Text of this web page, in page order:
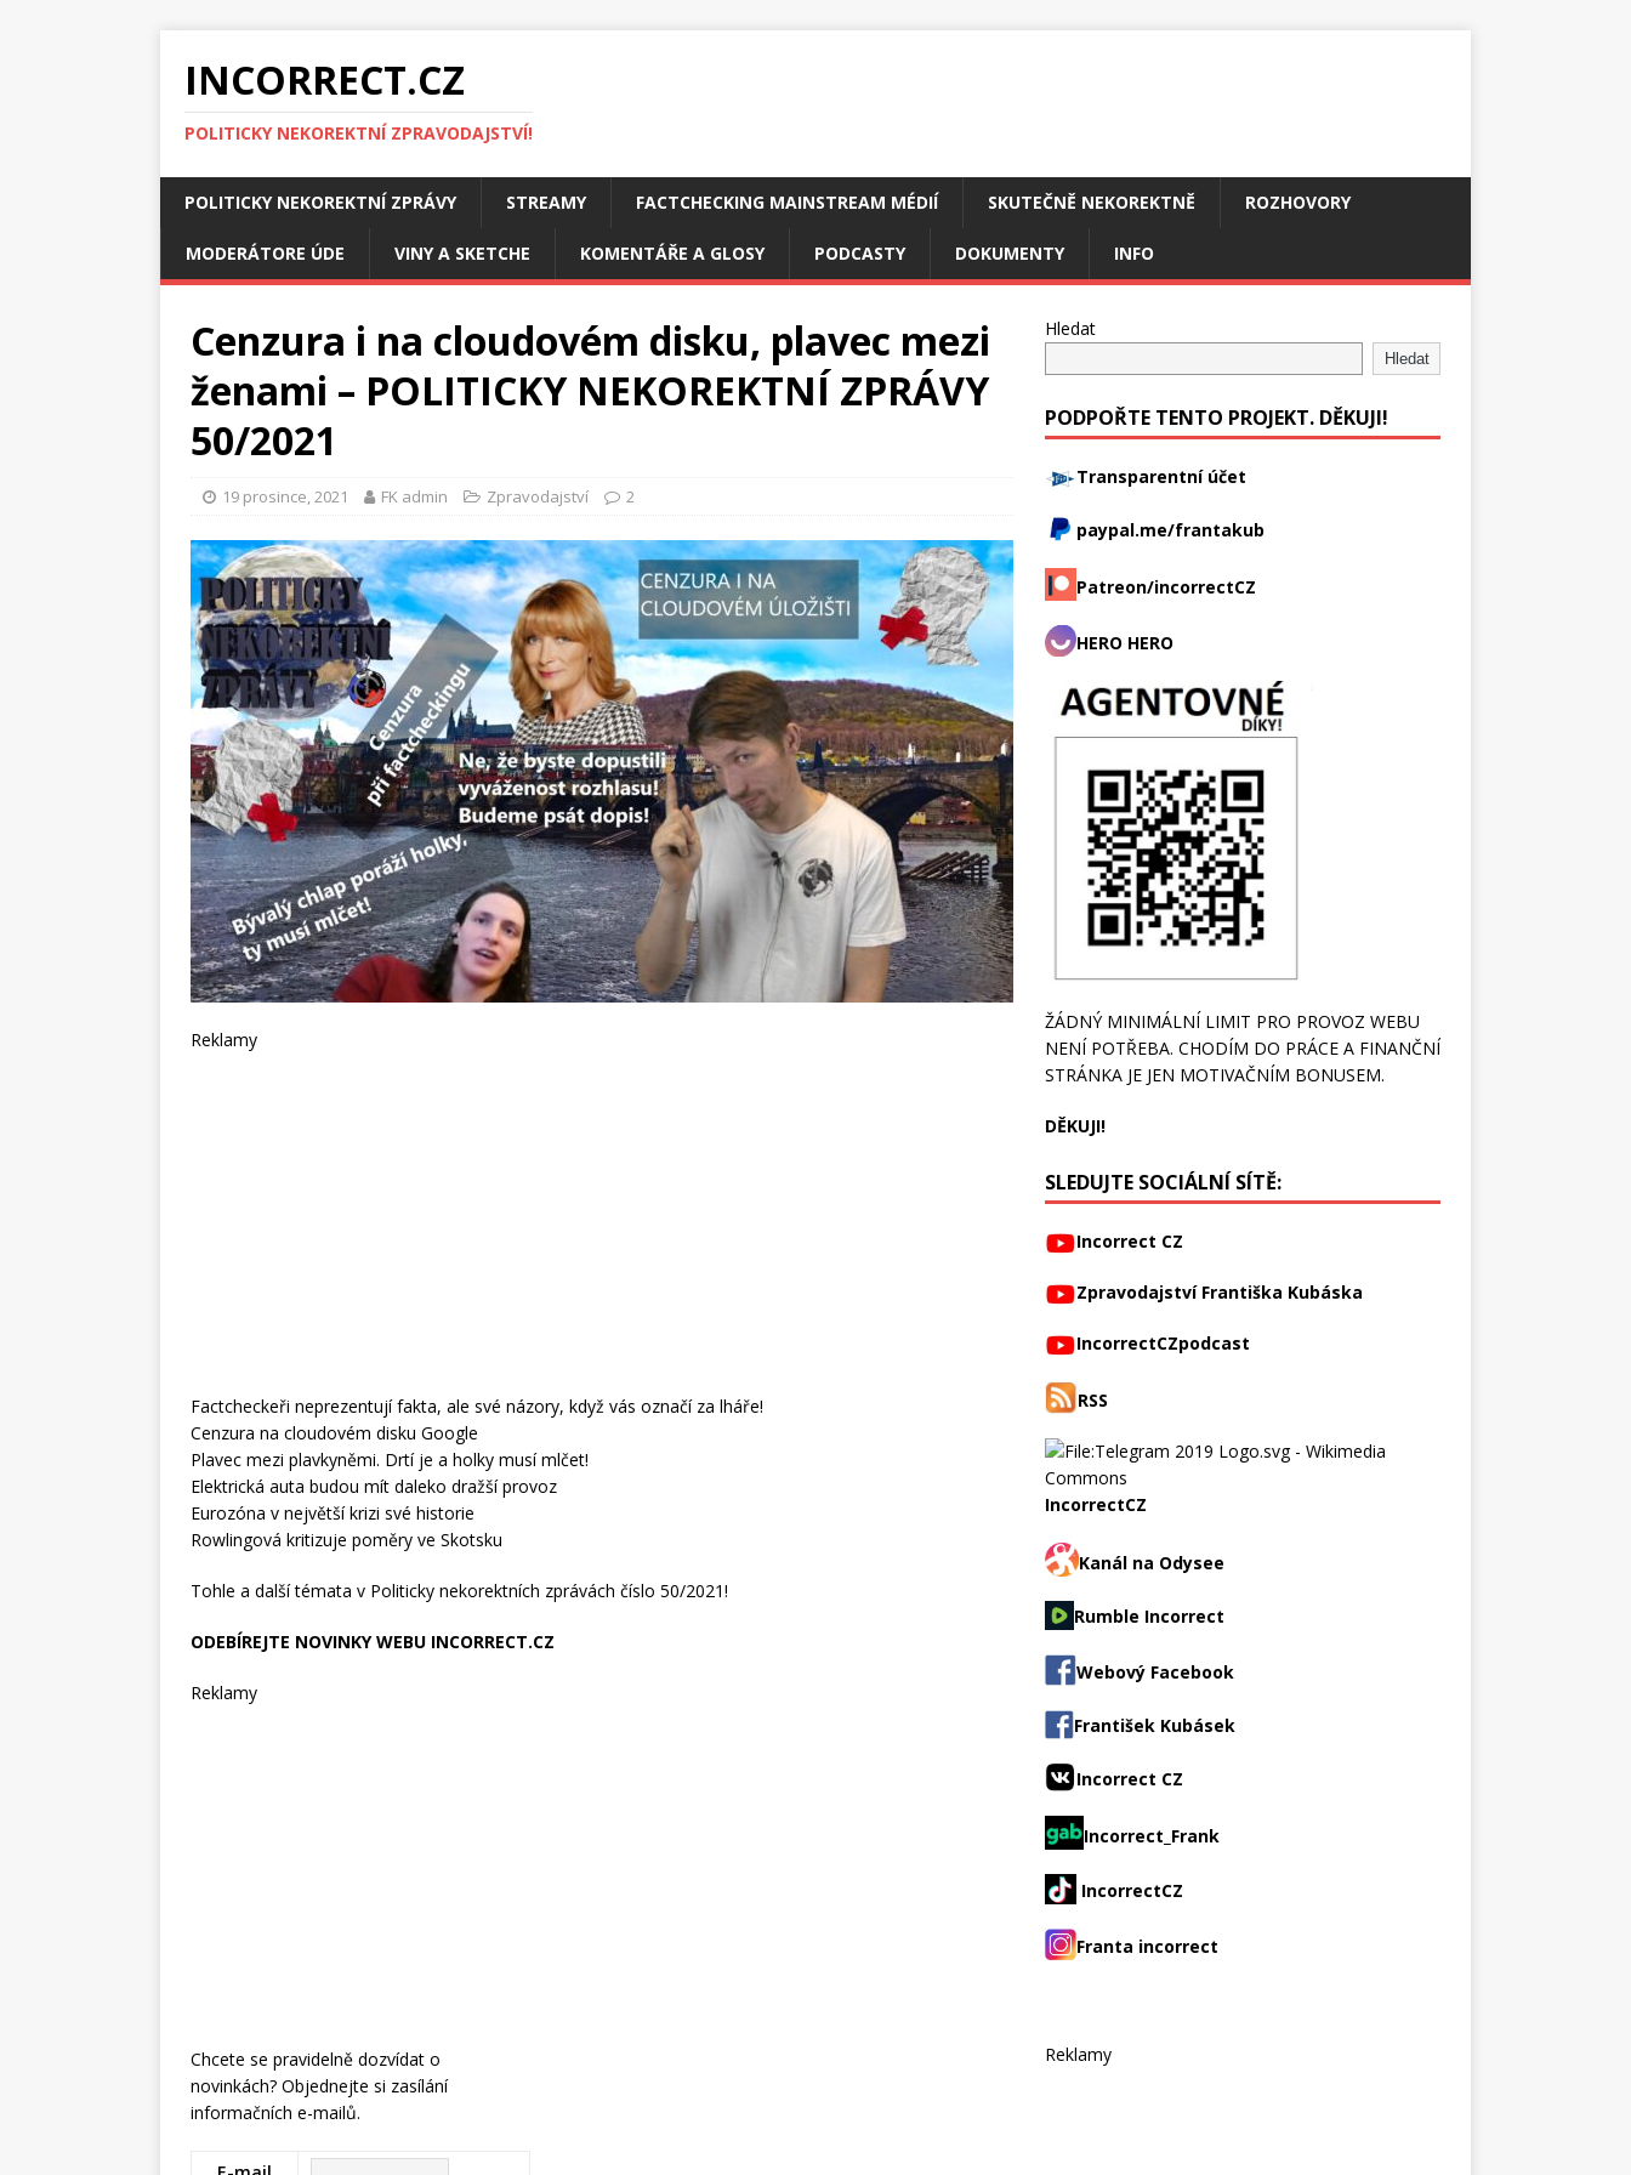
INCORRECT.CZ
POLITICKY NEKOREKTNÍ ZPRAVODAJSTVÍ!
POLITICKY NEKOREKTNÍ ZPRÁVY STREAMY FACTCHECKING MAINSTREAM MÉDIÍ SKUTEČNĚ NEKOREKTNĚ ROZHOVORY
MODERÁTORE ÚDE VINY A SKETCHE KOMENTÁŘE A GLOSY PODCASTY DOKUMENTY INFO
Cenzura i na cloudovém disku, plavec mezi
ženami – POLITICKY NEKOREKTNÍ ZPRÁVY
50/2021
19 prosince, 2021 FK admin Zpravodajství 2
Reklamy
Factcheckeři neprezentují fakta, ale své názory, když vás označí za lháře!
Cenzura na cloudovém disku Google
Plavec mezi plavkyněmi. Drtí je a holky musí mlčet!
Elektrická auta budou mít daleko dražší provoz
Eurozóna v největší krizi své historie
Rowlingová kritizuje poměry ve Skotsku
Tohle a další témata v Politicky nekorektních zprávách číslo 50/2021!
ODEBÍREJTE NOVINKY WEBU INCORRECT.CZ
Reklamy
Chcete se pravidelně dozvídat o
novinkách? Objednejte si zasílání
informačních e-mailů.
Hledat
Hledat
PODPOŘTE TENTO PROJEKT. DĚKUJI!
Transparentní účet
paypal.me/frantakub
Patreon/incorrectCZ
HERO HERO
ŽÁDNÝ MINIMÁLNÍ LIMIT PRO PROVOZ WEBU
NENÍ POTŘEBA. CHODÍM DO PRÁCE A FINANČNÍ
STRÁNKA JE JEN MOTIVAČNÍM BONUSEM.
DĚKUJI!
SLEDUJTE SOCIÁLNÍ SÍTĚ:
Incorrect CZ
Zpravodajství Františka Kubáska
IncorrectCZpodcast
RSS
IncorrectCZ
Kanál na Odysee
Rumble Incorrect
Webový Facebook
František Kubásek
Incorrect CZ
Incorrect_Frank
IncorrectCZ
Franta incorrect
Reklamy